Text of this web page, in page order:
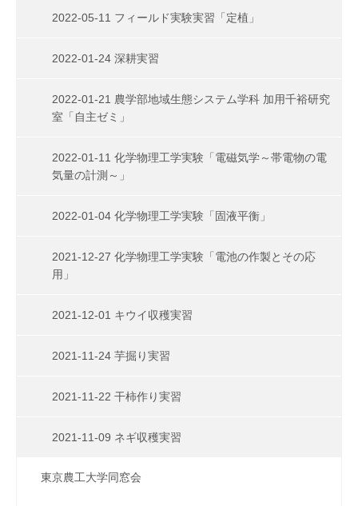
2022-05-11 フィールド実験実習「定植」
2022-01-24 深耕実習
2022-01-21 農学部地域生態システム学科 加用千裕研究
室「自主ゼミ」
2022-01-11 化学物理工学実験「電磁気学～帯電物の電
気量の計測～」
2022-01-04 化学物理工学実験「固液平衡」
2021-12-27 化学物理工学実験「電池の作製とその応
用」
2021-12-01 キウイ収穫実習
2021-11-24 芋掘り実習
2021-11-22 干柿作り実習
2021-11-09 ネギ収穫実習
東京農工大学同窓会